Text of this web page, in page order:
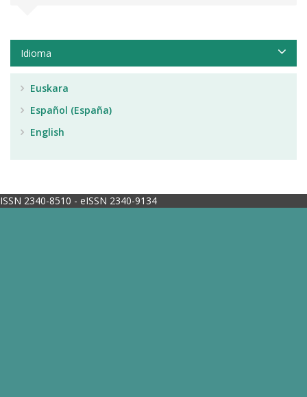
Idioma
Euskara
Español (España)
English
ISSN 2340-8510 - eISSN 2340-9134